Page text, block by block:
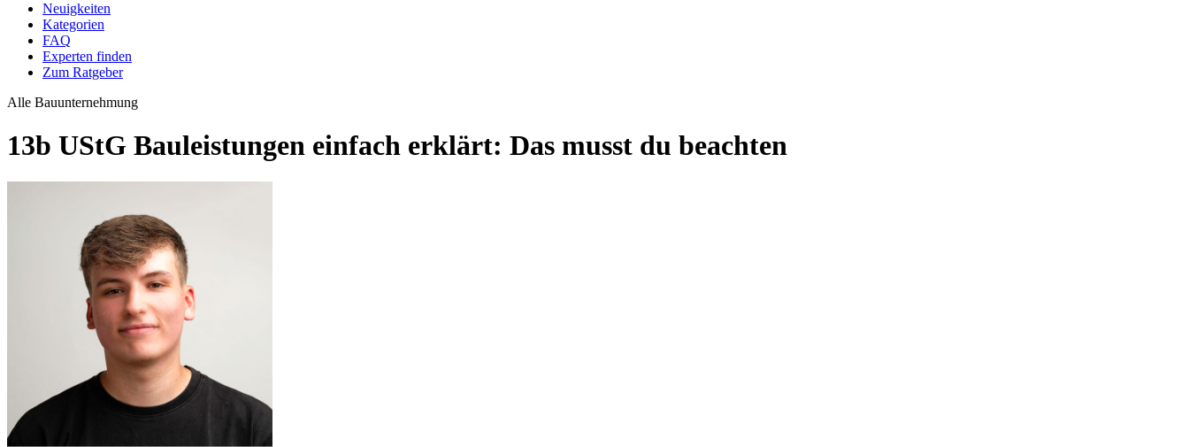
Neuigkeiten
Kategorien
FAQ
Experten finden
Zum Ratgeber
Alle Bauunternehmung
13b UStG Bauleistungen einfach erklärt: Das musst du beachten